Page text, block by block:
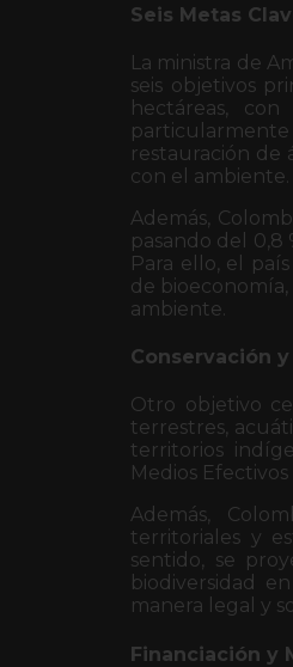
Seis Metas
La ministra de
seis objetivos
hectáreas,
restauración de
con el ambiente.
Además,
pasando del 0,8
Para ello, el
de
ambiente.
Conservación
Otro objetivo
terrestres,
territorios
Medios
Además,
territoriales y
sentido, se
biodiversidad
manera legal y
Financiación y